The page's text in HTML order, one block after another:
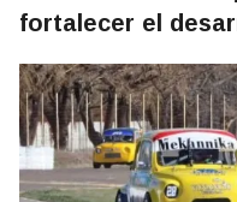
fortalecer el